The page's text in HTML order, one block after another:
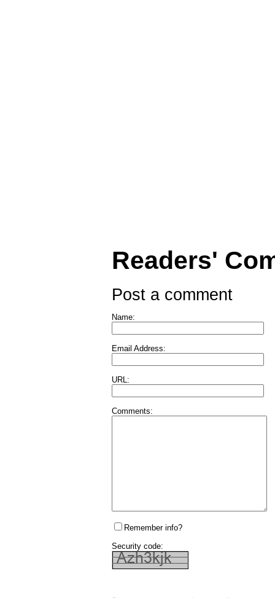
Readers'
Post a comment
Name:
Email Address:
URL:
Comments:
Remember info?
Security code: